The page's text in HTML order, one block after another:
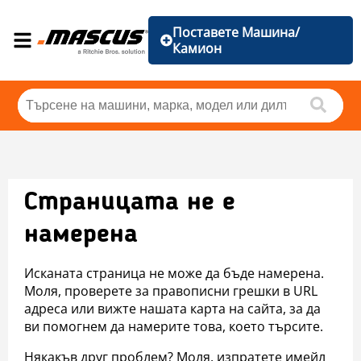
Поставете Машина/
Камион
Страницата не е
намерена
Исканата страница не може да бъде намерена.
Моля, проверете за правописни грешки в URL
адреса или вижте нашата карта на сайта, за да
ви помогнем да намерите това, което търсите.
Някакъв друг проблем? Моля, изпратете имейл